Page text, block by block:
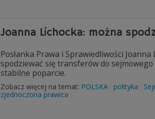
Joanna Lichocka: można
Posłanka Prawa i Sprawiedliwości
spodziewać się transferów do
stabilne poparcie.
Zobacz więcej na temat: POLSKA polityka
zjednoczona prawica